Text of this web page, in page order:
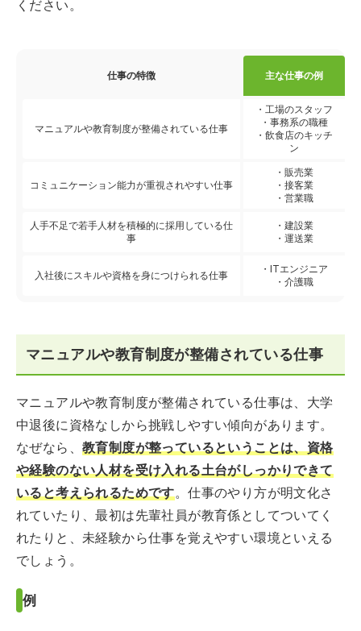
ください。
仕事の特徴 主な仕事の例
マニュアルや教育制度が整備されている仕事
・工場のスタッフ
・事務系の職種
・飲食店のキッチ
ン
コミュニケーション能力が重視されやすい仕事
・販売業
・接客業
・営業職
人手不足で若手人材を積極的に採用している仕
事
・建設業
・運送業
入社後にスキルや資格を身につけられる仕事
・ITエンジニア
・介護職
マニュアルや教育制度が整備されている仕事
マニュアルや教育制度が整備されている仕事は、大学
中退後に資格なしから挑戦しやすい傾向があります。
なぜなら、 教育制度が整っているということは、資格
や経験のない人材を受け入れる土台がしっかりできて
いると考えられるためです。仕事のやり方が明文化さ
れていたり、最初は先輩社員が教育係としてついてく
れたりと、未経験から仕事を覚えやすい環境といえる
でしょう。
例